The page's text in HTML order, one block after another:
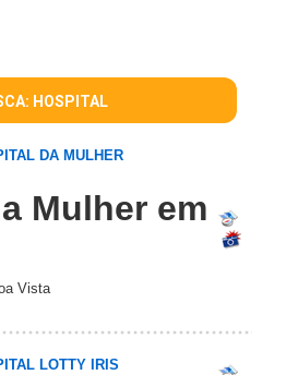
HOSPITAL
DA MULHER
Mulher em
Vista
LOTTY IRIS